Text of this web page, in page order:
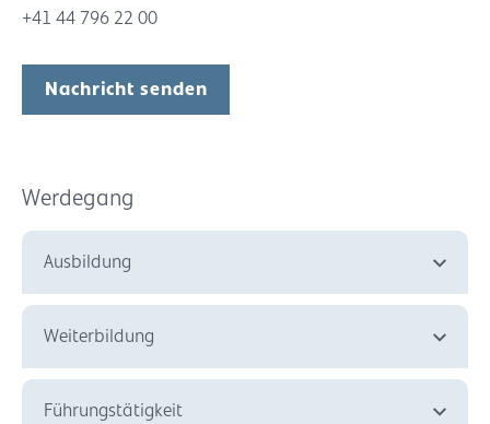
+41 44 796 22 00
Nachricht senden
Werdegang
Ausbildung
Weiterbildung
Führungstätigkeit